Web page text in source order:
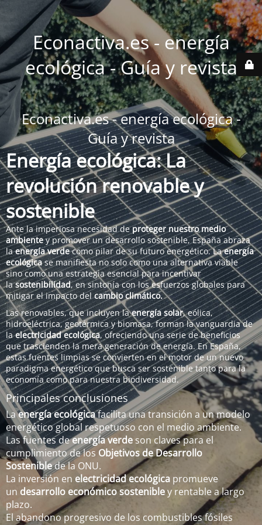
Econactiva.es - energía
ecológica - Guía y revista
Econactiva.es - energía ecológica -
Guía y revista
Energía ecológica: La
revolución renovable y
sostenible
Ante la imperiosa necesidad deproteger nuestro medio
ambientey promover un desarrollo sostenible, España abraza
laenergía verdecomo pilar de su futuro energético. Laenergía
ecológicase manifiesta no solo como una alternativa viable
sino como una estrategia esencial para incentivar
lasostenibilidad, en sintonía con los esfuerzos globales para
mitigar el impacto delcambio climático.
Las renovables, que incluyen laenergía solar, eólica,
hidroeléctrica, geotérmica y biomasa, forman la vanguardia de
laelectricidad ecológica, ofreciendo una serie de beneficios
que trascienden la mera generación de energía. En España,
estas fuentes limpias se convierten en el motor de un nuevo
paradigma energético que busca ser sostenible tanto para la
economía como para nuestra biodiversidad.
Principales conclusiones
Laenergía ecológicafacilita una transición a un modelo
energético global respetuoso con el medio ambiente.
Las fuentes deenergía verdeson claves para el
cumplimiento de los Objetivos de Desarrollo
Sosteniblede la ONU.
La inversión en electricidad ecológica promueve
un desarrollo económico sostenibley rentable a largo
plazo.
El abandono progresivo de los combustibles fósiles